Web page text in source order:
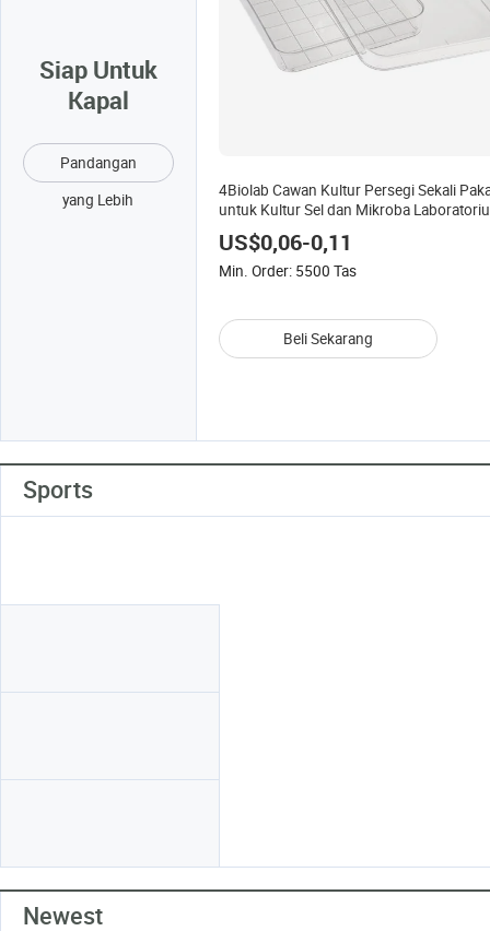
Siap Untuk
Kapal
Pandangan
yang Lebih
4Biolab Cawan Kultur Persegi Sekali
untuk Kultur Sel dan Mikroba
Cawan Kultur Bakteri Plastik Persegi
US$0,06-0,11
Min. Order: 5500 Tas
Beli Sekarang
Sports
Newest